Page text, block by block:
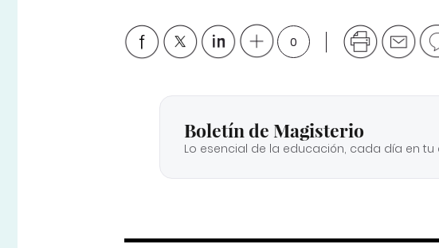
0
Boletín de Magisterio
Lo esencial de la educación, cada día en tu